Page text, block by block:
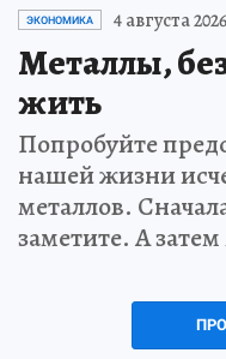
ЭКОНОМИКА 4 августа
Металлы,
жить
Попробуйте
нашей жизни
металлов.
заметите. А